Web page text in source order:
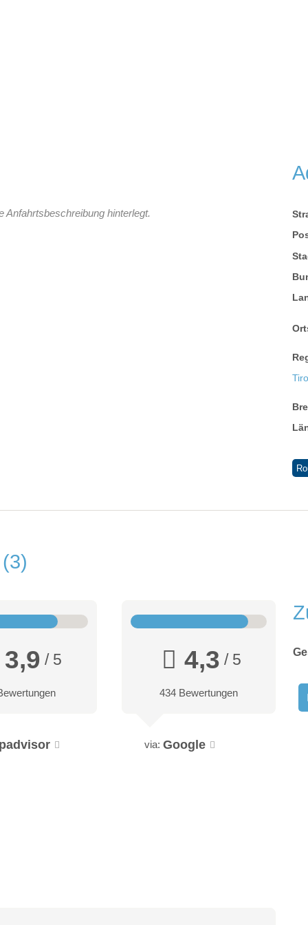
Anfahrtsbeschreibung hinterlegt.
3
3,9 / 5 4,3 / 5
434 Bewertungen
via: Google